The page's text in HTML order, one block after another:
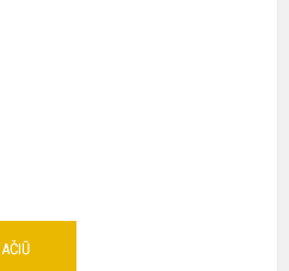
AČIŪ